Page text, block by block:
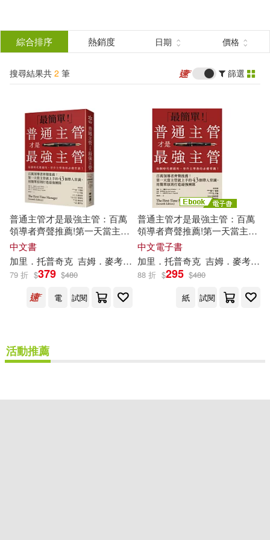
結
分類 (單選)
所有商品(2) 圖書(1)
電子書(1)
作者 (可複選)
加里．托普奇克(2)
吉姆．麥考密克(2)
洛倫．貝爾克(2)
出版社
綜合排序 熱銷度 日期 價格
搜尋結果共 2 筆 篩選
普通主管才是最強主管：百萬
領導者齊聲推薦!第一天當主管
就上手的43個帶人常識，用簡
單原則打造最強團隊(暢銷40年
經典之作，管理者必讀之書)
中文書
加里．托普奇克 吉姆．麥考密克 洛倫．貝爾克 郁保林
79 折 $379 $480
電
試閱
普通主管才是最強主管：百萬
領導者齊聲推薦!第一天當主管
就上手的43個帶人常識，用簡
單原則打造最強團隊(暢銷40年
經典之作，管理者必讀之書)
(電子書)
中文電子書
加里．托普奇克 吉姆．麥考密克
88 折 $295 $480
紙
試閱
活動推薦